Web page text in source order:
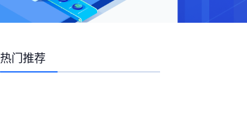
热门推荐